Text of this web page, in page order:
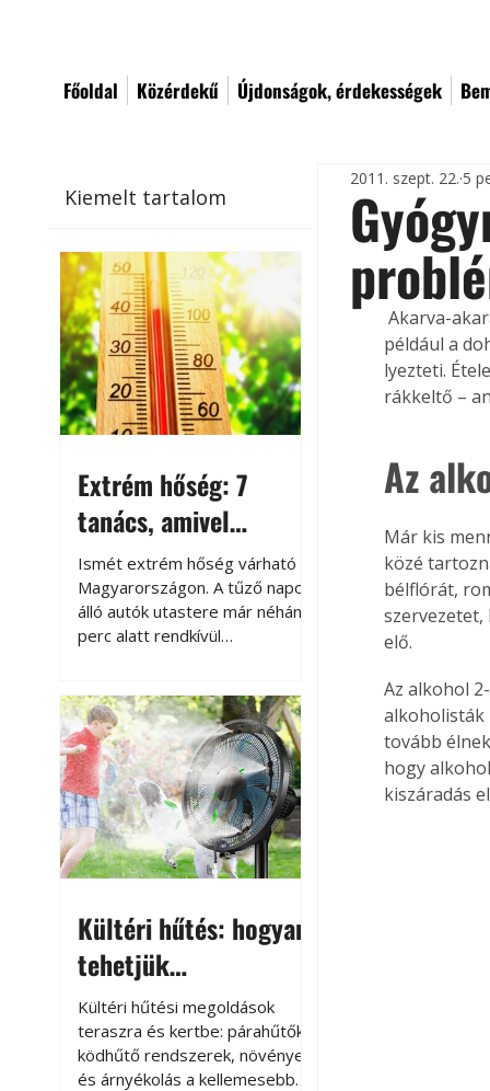
Főoldal Közérdekű Újdonságok, érdekességek
Kiemelt tartalom
Extrém hőség: 7
tanács, amivel
megóvhatjuk
autónkat a nyári
károktól
Ismét extrém hőség várható
Magyarországon. A tűző napon
álló autók utastere már néhány
perc alatt rendkívül
megközelítheti. Ez nemcsak a
beszállást teszi kellemetlenné,
hanem az autó állapotára és a
benne hagyott tárgyakra is
káros hatással lehet. Néhány
egyszerű óvintézkedéssel
azonban jelentősen
csökkenthetjük a hőség káros
Kültéri hűtés: hogyan
tehetjük
kellemesebbé a
teraszt és a kertet?
Kültéri hűtési megoldások
teraszra és kertbe: párahűtők,
ködhűtő rendszerek, növények
és árnyékolás a kellemesebb
2011. szept. 22. 5
Akarva-akaratlanul ki vagyunk téve környezetünk károsító hatásainak. Gondoljunk csak
például a
lyezteti.
rákkeltő –
Az
Már kis
közé
bélflórát,
elő.
Az alkohol
alkoholisták
tovább
hogy
kiszáradás